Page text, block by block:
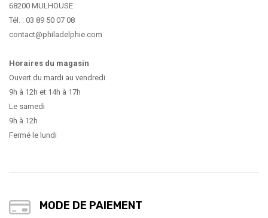
68200 MULHOUSE
Tél. : 03 89 50 07 08
contact@philadelphie.com
Horaires du magasin
Ouvert du mardi au vendredi
9h à 12h et 14h à 17h
Le samedi
9h à 12h
Fermé le lundi
MODE DE PAIEMENT